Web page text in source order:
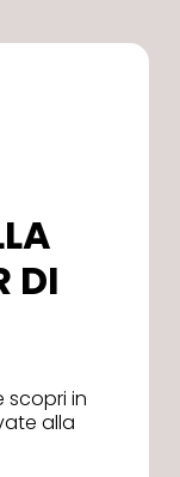
DI
scopri in
alla